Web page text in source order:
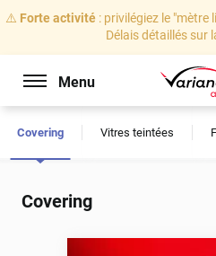
⚠️ Forte activité: privilégiez le "mètre
Délais détaillés sur
Menu
Covering Vitres teintées
Covering